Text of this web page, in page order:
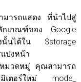
มารถแสดง ที่นำไปสู่
เกณฑ์ของ Google
นั้นได้ใน $storage
บ่งหน้า
หมวดหมู่ คุณสามารถ
เตอร์ใหม่ mode_